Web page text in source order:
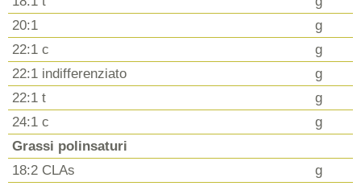
20:1
g
22:1 c
g
22:1 indifferenziato
g
22:1 t
g
24:1 c
g
Grassi polinsaturi
18:2 CLAs
g